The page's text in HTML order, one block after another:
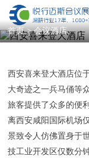
首页
服务项目
会议酒店
相关服务
首页>会议酒店
西安喜来登大酒店位
大奇迹之一兵马俑等
旅客提供了众多的便
离西安咸阳国际机场
景致令人仿佛置身于
技工业开发区仅数分